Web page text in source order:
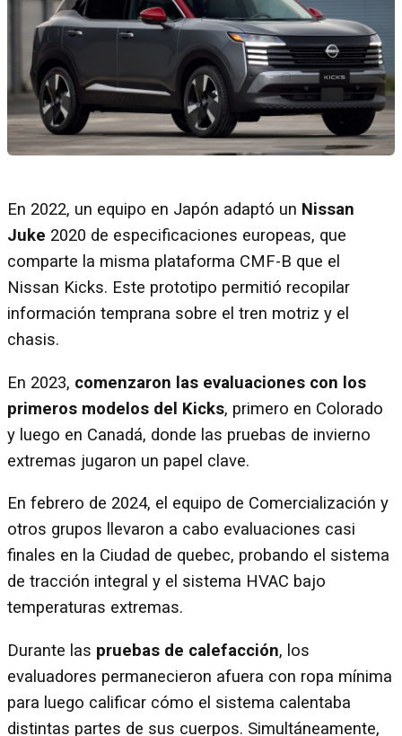
En 2022, un equipo en Japón adaptó un Nissan
Juke 2020 de especificaciones europeas, que
comparte la misma plataforma CMF-B que el
Nissan Kicks. Este prototipo permitió recopilar
información temprana sobre el tren motriz y el
chasis.
En 2023, comenzaron las evaluaciones con los
primeros modelos del Kicks, primero en Colorado
y luego en Canadá, donde las pruebas de invierno
extremas jugaron un papel clave.
En febrero de 2024, el equipo de Comercialización y
otros grupos llevaron a cabo evaluaciones casi
finales en la Ciudad de quebec, probando el sistema
de tracción integral y el sistema HVAC bajo
temperaturas extremas.
Durante las pruebas de calefacción, los
evaluadores permanecieron afuera con ropa mínima
para luego calificar cómo el sistema calentaba
distintas partes de sus cuerpos. Simultáneamente,